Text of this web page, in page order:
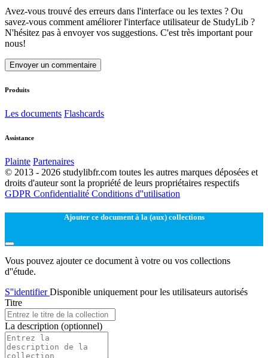
Avez-vous trouvé des erreurs dans l'interface ou les textes ? Ou
savez-vous comment améliorer l'interface utilisateur de StudyLib ?
N'hésitez pas à envoyer vos suggestions. C'est très important pour
nous!
Envoyer un commentaire
Produits
Les documents Flashcards
Assistance
Plainte Partenaires
© 2013 - 2026 studylibfr.com toutes les autres marques déposées et
droits d'auteur sont la propriété de leurs propriétaires respectifs
GDPR Confidentialité Conditions d''utilisation
Ajouter ce document à la (aux) collections
Vous pouvez ajouter ce document à votre ou vos collections
d''étude.
S''identifierDisponible uniquement pour les utilisateurs autorisés
Titre
La description (optionnel)